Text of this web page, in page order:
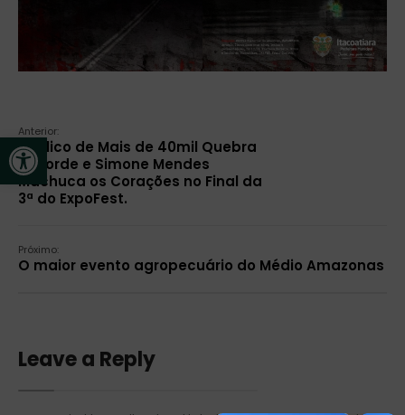
Open toolbar
Anterior:
Público de Mais de 40mil Quebra
Recorde e Simone Mendes
Machuca os Corações no Final da
3ª do ExpoFest.
Próximo:
O maior evento agropecuário do Médio Amazonas
Leave a Reply